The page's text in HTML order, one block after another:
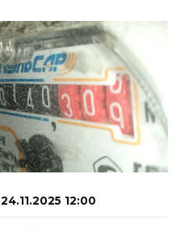
24.11.2025 12:00